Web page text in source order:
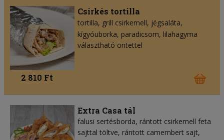
Csirkés tortilla
tortilla grill csirkemell jégsaláta
kígyóuborka paradicsom lilahagyma
választható öntettel
2 810 Ft
Extra Casa tál
falusi sertésborda, rántott csirkemell feta
sajttal töltve, rántott camembert sajt,